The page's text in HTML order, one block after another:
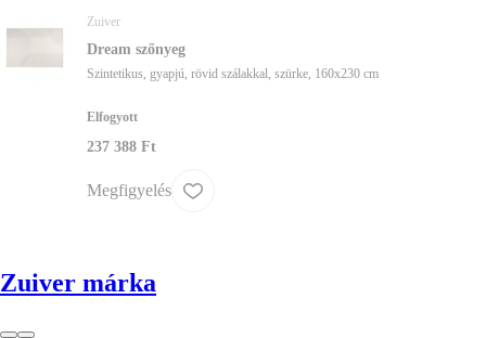
Zuiver
Dream szőnyeg
Szintetikus, gyapjú, rövid szálakkal, szürke, 160x230 cm
Elfogyott
237 388 Ft
Megfigyelés
Zuiver márka